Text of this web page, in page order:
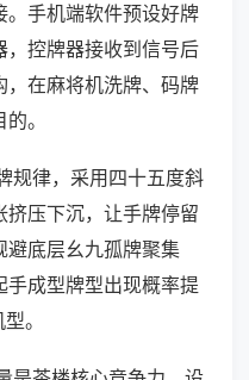
。手机端软件预设好牌
，控牌器接收到信号后
，在麻将机洗牌、码牌
。
规律，采用四十五度斜
压下沉，让手牌停留
避底层幺九孤牌聚集
成型牌型出现概率提
。